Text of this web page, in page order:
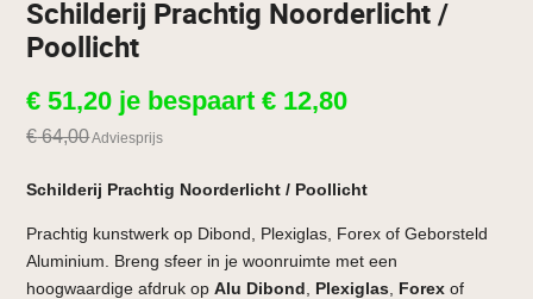
Schilderij Prachtig Noorderlicht /
Poollicht
€ 51,20 je bespaart€ 12,80
€64,00Adviesprijs
Schilderij Prachtig Noorderlicht / Poollicht
Prachtig kunstwerk op Dibond, Plexiglas, Forex of Geborsteld
Aluminium. Breng sfeer in je woonruimte met een
hoogwaardige afdruk opAlu Dibond Plexiglas Forex of